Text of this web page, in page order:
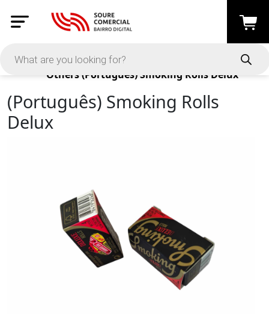
Products
Others(Português) Smoking Rolls Delux
(Português) Smoking Rolls
Delux